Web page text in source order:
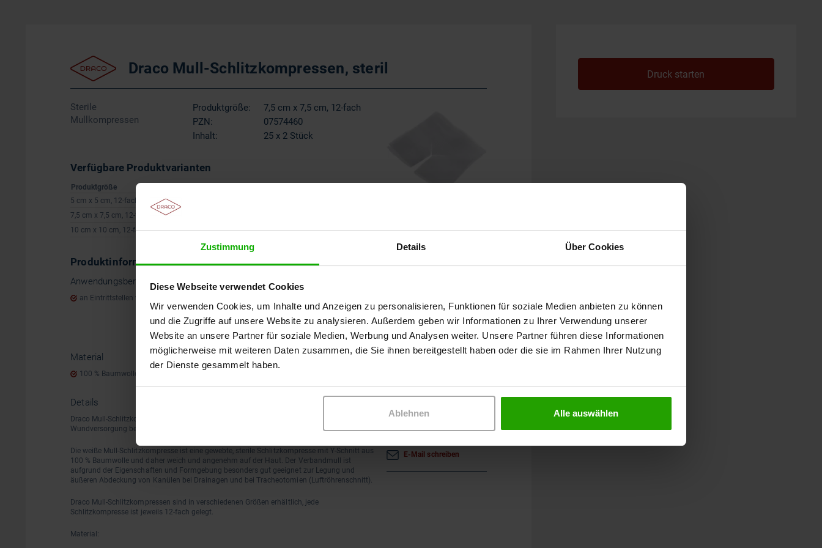
Zustimmung Details Über Cookies
Diese Webseite verwendet Cookies
Wir verwenden Cookies, um Inhalte und Anzeigen zu personalisieren, Funktionen für soziale Medien anbieten zu können
und die Zugriffe auf unsere Website zu analysieren. Außerdem geben wir Informationen zu Ihrer Verwendung unserer
Website an unsere Partner für soziale Medien, Werbung und Analysen weiter. Unsere Partner führen diese Informationen
möglicherweise mit weiteren Daten zusammen, die Sie ihnen bereitgestellt haben oder die sie im Rahmen Ihrer Nutzung
der Dienste gesammelt haben.
Ablehnen Alle auswählen
Draco Mull-Schlitzkompressen, steril
Sterile
Mullkompressen
Produktgröße:
7,5 cm x 7,5 cm, 12-fach
PZN:
07574460
Inhalt:
25 x 2 Stück
Verfügbare Produktvarianten
Produktgröße
5 cm x 5 cm, 12-fach
7,5 cm x 7,5 cm, 12-fach
10 cm x 10 cm, 12-fach
07574477
Produktinformationen
Anwendungsbereiche
an Eintrittstellen von Kanülen etc., akute Wunden
Exsudation
schwache bis mäßige
Material
100 % Baumwolle
Details
Draco Mull-Schlitzkompressen, steril sind Kompressen aus Baumwolle mit Y-Schnitt, die zur
Wundversorgung bei Drainagen und Tracheotomien dienen.
Die weiße Mull-Schlitzkompresse ist eine gewebte, sterile Schlitzkompresse mit Y-Schnitt aus
100 % Baumwolle und daher weich und angenehm auf der Haut. Der Verbandmull ist
aufgrund der Eigenschaften und Formgebung besonders gut geeignet zur Legung und
äußeren Abdeckung von Kanülen bei Drainagen und bei Tracheotomien (Luftröhrenschnitt).
Draco Mull-Schlitzkompressen sind in verschiedenen Größen erhältlich, jede
Schlitzkompresse ist jeweils 12-fach gelegt.
Material:
Wundkompetenzteam
0231 / 28 666 285
E-Mail schreiben
Druck starten